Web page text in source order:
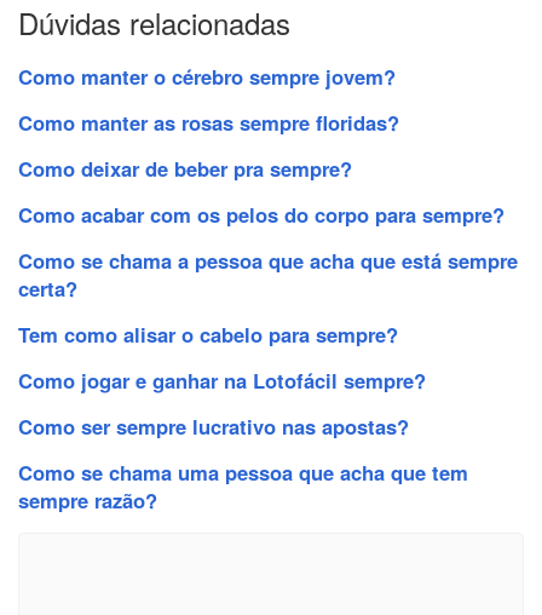
Dúvidas relacionadas
Como manter o cérebro sempre jovem?
Como manter as rosas sempre floridas?
Como deixar de beber pra sempre?
Como acabar com os pelos do corpo para sempre?
Como se chama a pessoa que acha que está sempre
certa?
Tem como alisar o cabelo para sempre?
Como jogar e ganhar na Lotofácil sempre?
Como ser sempre lucrativo nas apostas?
Como se chama uma pessoa que acha que tem
sempre razão?